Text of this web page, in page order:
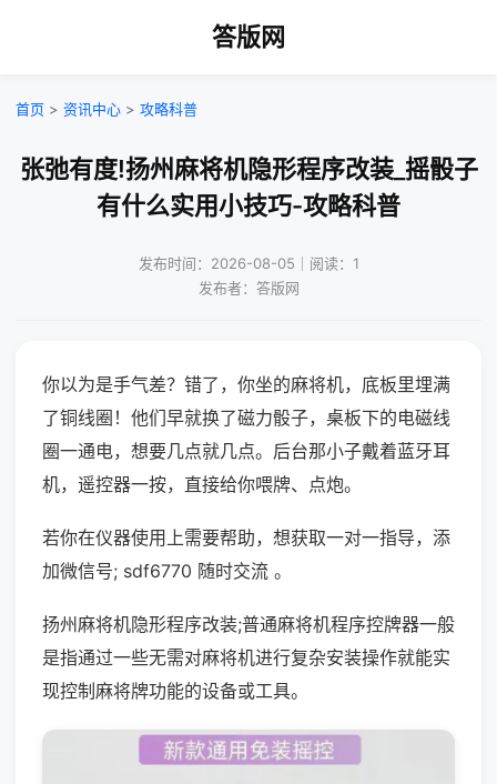
答版网
首页 > 资讯中心 > 攻略科普
张弛有度!扬州麻将机隐形程序改装_摇骰子
有什么实用小技巧-攻略科普
发布时间：2026-08-05｜阅读：1
发布者：答版网
你以为是手气差？错了，你坐的麻将机，底板里埋满
了铜线圈！他们早就换了磁力骰子，桌板下的电磁线
圈一通电，想要几点就几点。后台那小子戴着蓝牙耳
机，遥控器一按，直接给你喂牌、点炮。
若你在仪器使用上需要帮助，想获取一对一指导，添
加微信号; sdf6770 随时交流 。
扬州麻将机隐形程序改装;普通麻将机程序控牌器一般
是指通过一些无需对麻将机进行复杂安装操作就能实
现控制麻将牌功能的设备或工具。